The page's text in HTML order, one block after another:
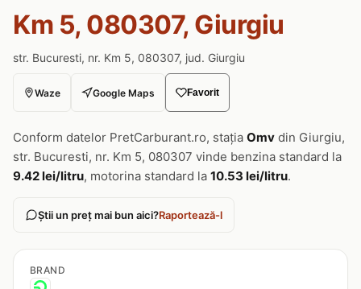
Km 5, 080307, Giurgiu
str. Bucuresti, nr. Km 5, 080307, jud. Giurgiu
Waze Google Maps Favorit
Conform datelor PretCarburant.ro, stația Omv din Giurgiu,
str. Bucuresti, nr. Km 5, 080307 vinde benzina standard la
9.42 lei/litru, motorina standard la 10.53 lei/litru.
Știi un preț mai bun aici?Raportează-l
BRAND